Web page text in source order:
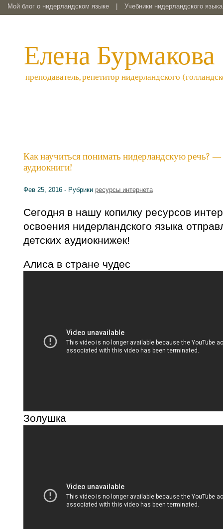
Мой блог о нидерландском языке Учебники нидерландского
Елена Бурмакова
преподаватель, репетитор нидерландского
Как научиться понимать нидерландскую речь?
аудиокниги!
Фев 25, 2016 - Рубрики ресурсы интернета
Сегодня в нашу копилку ресурсов
освоения нидерландского языка
детских аудиокнижек!
Алиса в стране чудес
Золушка